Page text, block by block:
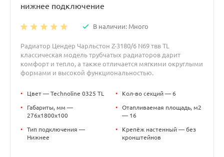
нижнее подключение
В наличии: Много
Радиатор Цендер Чарльстон Z-3180/6 N69 твв TL
классическая модель трубчатых радиаторов дарит
комфорт и тепло, а также отличается мягкими округлыми
формами и высокой функциональностью.
• Цвет — Technoline 0325 TL
•
Габариты, мм —
276x1800x100
•
Тип подключения —
Нижнее
• Кол-во секций — 6
•
Отапливаемая площадь, м2
— 16
•
Крепёж настенный — без
кронштейнов